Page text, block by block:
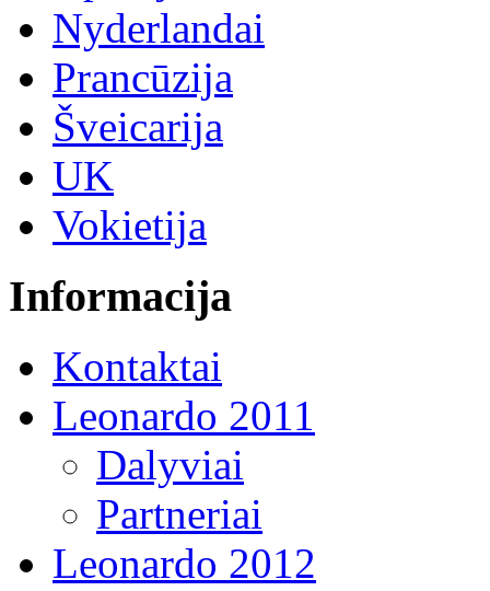
Nyderlandai
Prancūzija
Šveicarija
UK
Vokietija
Informacija
Kontaktai
Leonardo 2011
Dalyviai
Partneriai
Leonardo 2012